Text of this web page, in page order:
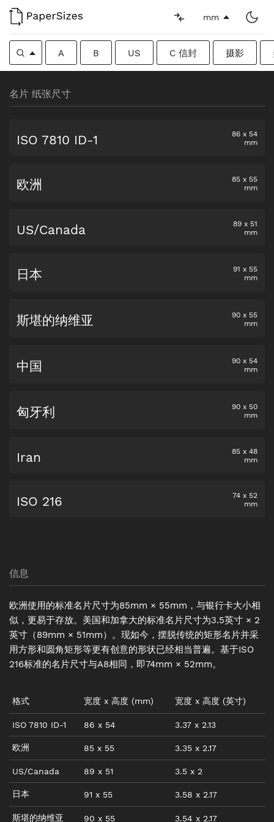
mm
A B US C 信封 摄影
名片 纸张尺寸
ISO 7810 ID-1 86 x 54
mm
欧洲 85 x 55
mm
US/Canada 89 x 51
mm
日本 91 x 55
mm
斯堪的纳维亚 90 x 55
mm
中国 90 x 54
mm
匈牙利 90 x 50
mm
Iran 85 x 48
mm
ISO 216 74 x 52
mm
信息
欧洲使用的标准名片尺寸为85mm × 55mm，与银行卡大小相
似，更易于存放。美国和加拿大的标准名片尺寸为3.5英寸 × 2
英寸（89mm × 51mm）。现如今，摆脱传统的矩形名片并采
用方形和圆角矩形等更有创意的形状已经相当普遍。基于ISO
216标准的名片尺寸与A8相同，即74mm × 52mm。
格式 宽度 x 高度 (mm) 宽度 x 高度 (英寸)
ISO 7810 ID-1 86 x 54 3.37 x 2.13
欧洲 85 x 55 3.35 x 2.17
US/Canada 89 x 51 3.5 x 2
日本 91 x 55 3.58 x 2.17
斯堪的纳维亚 90 x 55 3.54 x 2.17